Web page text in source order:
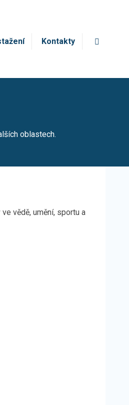
Kontakty
oblastech.
vědě, umění, sportu a